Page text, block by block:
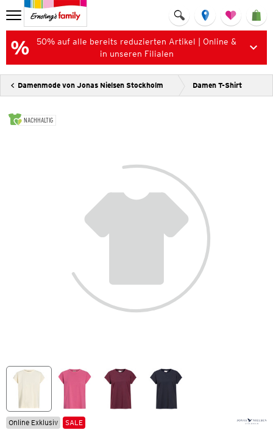
50% auf alle bereits reduzierten Artikel | Online &
in unseren Filialen
Damenmode von Jonas Nielsen Stockholm Damen T-Shirt
NACHHALTIG
Online Exklusiv SALE